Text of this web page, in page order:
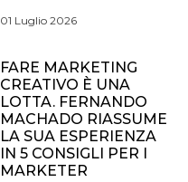
01 Luglio 2026
FARE MARKETING
CREATIVO È UNA
LOTTA. FERNANDO
MACHADO RIASSUME
LA SUA ESPERIENZA
IN 5 CONSIGLI PER I
MARKETER